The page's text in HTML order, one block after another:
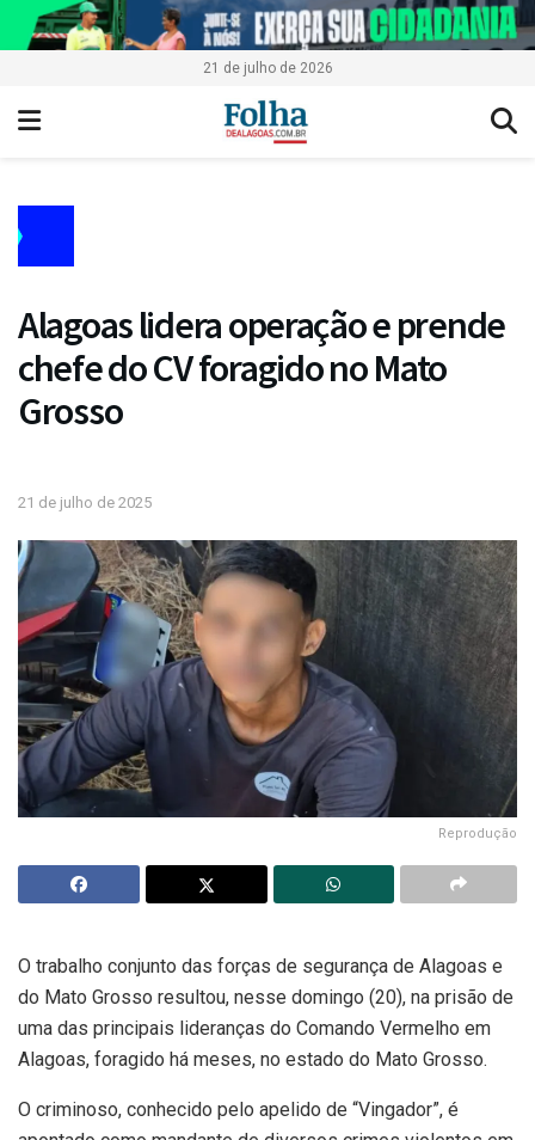
21 de julho de 2026
Alagoas lidera operação e prende
chefe do CV foragido no Mato
Grosso
21 de julho de 2025
Reprodução
O trabalho conjunto das forças de segurança de Alagoas e
do Mato Grosso resultou, nesse domingo (20), na prisão de
uma das principais lideranças do Comando Vermelho em
Alagoas, foragido há meses, no estado do Mato Grosso.
O criminoso, conhecido pelo apelido de “Vingador”, é